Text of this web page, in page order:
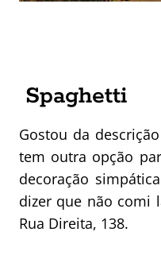
Spaghetti
Gostou da
tem outra opção
decoração
dizer que não comi
Rua Direita, 138.